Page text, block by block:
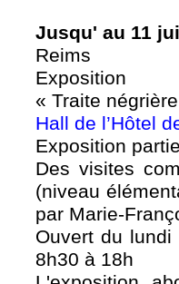
Jusqu' au 11
Reims
Exposition
« Traite
Hall de l’Hôtel
Exposition
Des visites
(niveau
par Marie-
Ouvert du
8h30 à 18h